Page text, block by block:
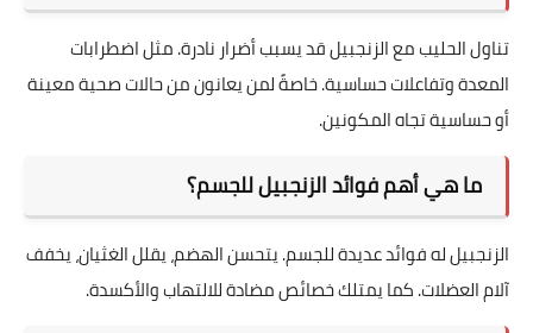
تناول الحليب مع الزنجبيل قد يسبب أضرار نادرة. مثل اضطرابات
المعدة وتفاعلات حساسية. خاصةً لمن يعانون من حالات صحية معينة
أو حساسية تجاه المكونين.
ما هي أهم فوائد الزنجبيل للجسم؟
الزنجبيل له فوائد عديدة للجسم. يتحسن الهضم، يقلل الغثيان، يخفف
آلام العضلات. كما يمتلك خصائص مضادة للالتهاب والأكسدة.